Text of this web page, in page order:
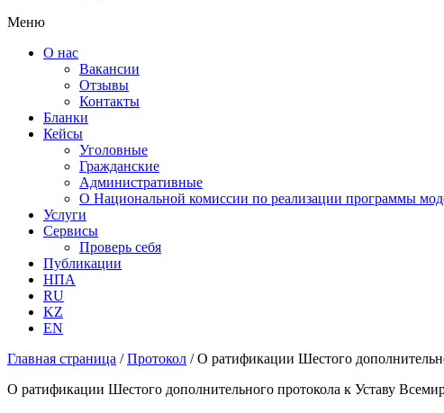
Меню
О нас
Вакансии
Отзывы
Контакты
Бланки
Кейсы
Уголовные
Гражданские
Административные
О Национальной комиссии по реализации программы
Услуги
Сервисы
Проверь себя
Публикации
НПА
RU
KZ
EN
Главная страница /Протокол /О ратификации Шестого
О ратификации Шестого дополнительного протокола к Уставу